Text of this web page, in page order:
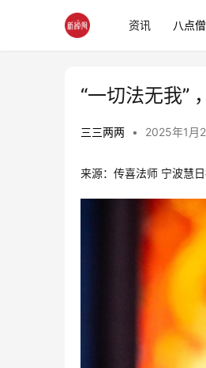
资讯 八点
“一切法无我”
三三两两 • 2025年1月
来源：传喜法师 宁波慧